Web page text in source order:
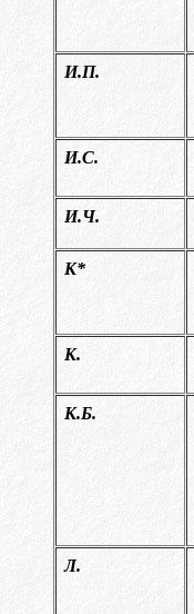
И.П.
И.С.
И.Ч.
К*
К.
К.Б.
Л.